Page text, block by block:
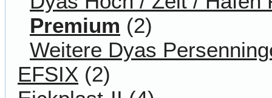
Premium (2)
Weitere Dyas
EFSIX (2)